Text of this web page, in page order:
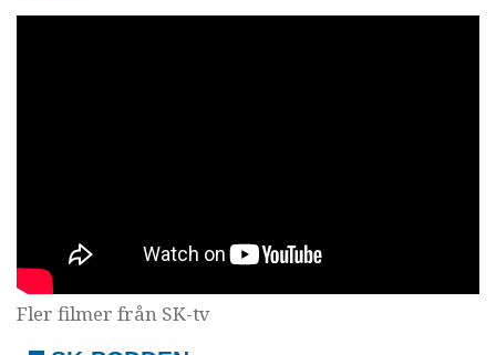
Fler filmer från SK-tv